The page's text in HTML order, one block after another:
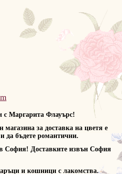
с Маргарита Флауърс!
за доставка на цветя е
да бъдете романтични.
София! Доставките извън София
и кошници с лакомства.